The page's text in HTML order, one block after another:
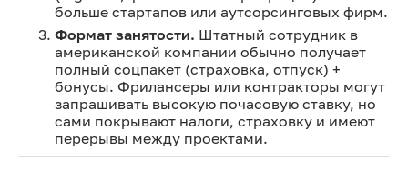
больше стартапов или аутсорсинговых фирм.
Формат занятости. Штатный сотрудник в
американской компании обычно получает
полный соцпакет (страховка, отпуск) +
бонусы. Фрилансеры или контракторы могут
запрашивать высокую почасовую ставку, но
сами покрывают налоги, страховку и имеют
перерывы между проектами.